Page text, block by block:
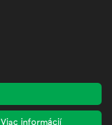
Viac informácií